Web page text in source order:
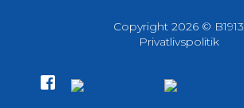
Copyright 2026 © B1913
Privatlivspolitik